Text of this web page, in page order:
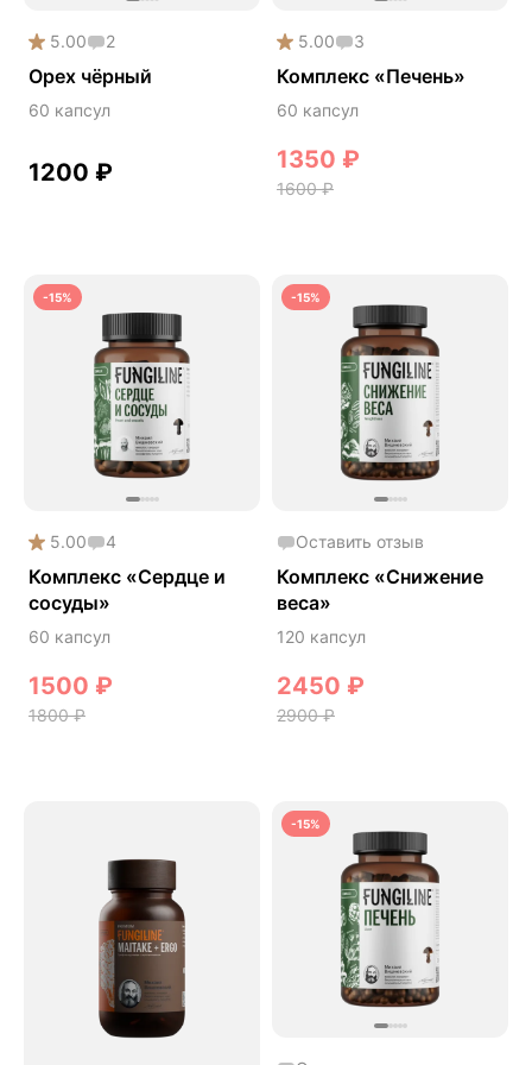
Здоровье почек
Йохимбе
Каштан конский
Кордицепс
Крепкие кости
Либидо
Лимонник китайский
Майтаке
Мужское здоровье
Наборы
Онкопротектор
Орех чёрный
Острое зрение
Память
Природный антибиотик
Пробиотики Психобиом
Продуктивность
Противовирусное
Противовоспалительное
Расторопша
5.00 2
Орех чёрный
60 капсул
1200 ₽
5.00 3
Комплекс «Печень»
60 капсул
1350 ₽
1600₽
-15%
5.00 4
Комплекс «Сердце и
сосуды»
60 капсул
1500 ₽
1800₽
-15%
Оставить отзыв
Комплекс «Снижение
веса»
120 капсул
2450 ₽
2900₽
-15%